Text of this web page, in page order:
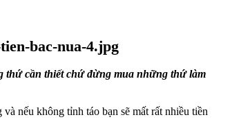
thứ cần thiết chứ đừng mua những thứ làm
nếu không tỉnh táo bạn sẽ mất rất nhiều tiền